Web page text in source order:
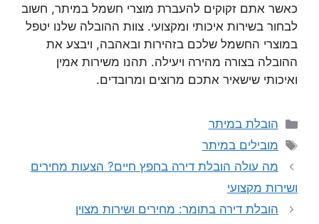
כאשר אתם זקוקים להעברת מוצרי חשמל במיתר, חשוב
לבחור בשירות איכותי ומקצועי. צוות ההובלה שלנו יטפל
במוצרי החשמל שלכם בזהירות ובאהבה, ויבצע את
ההובלה בצורה מהירה ויעילה. תהנו משירות אמין
ואיכותי שישאיר אתכם מרוצים ומרובדים.
קטגוריות
הובלת במיתר
תגיות
מובילים במיתר
מה עולה הובלת דירה בחפץ חיים? הצעות מחירים
ושירות מקצועי
הובלת דירה בתומר: מחירים ושירות מצוין